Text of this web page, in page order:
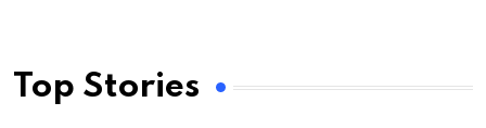
Top Stories